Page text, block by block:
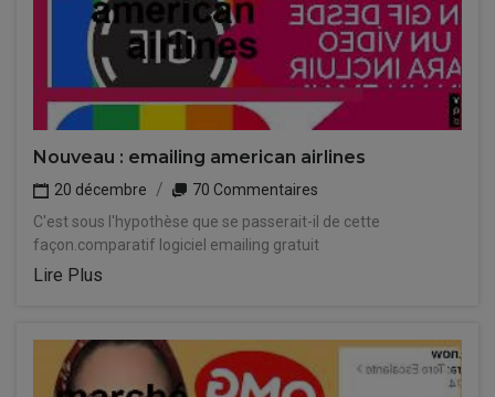
Nouveau : emailing american airlines
20 décembre
70 Commentaires
C'est sous l'hypothèse que se passerait-il de cette
façon.comparatif logiciel emailing gratuit
Lire Plus